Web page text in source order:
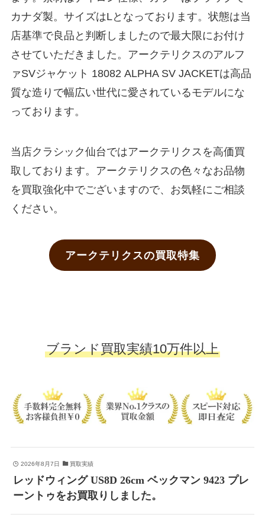
カナダ製。サイズはLとなっております。状態は当
店基準で良品と判断しましたので最大限にお付け
させていただきました。アークテリクスのアルフ
ァSVジャケット 18082 ALPHA SV JACKETは高品
質な造りで幅広い世代に愛されているモデルにな
っております。
当店クラシック仙台ではアークテリクスを高価買
取しております。アークテリクスの色々なお品物
を買取強化中でございますので、お気軽にご相談
ください。
アークテリクスの買取特集
ブランド買取実績10万件以上
2026年8月7日 買取実績
レッドウィング US8D 26cm ベックマン 9423 プレ
ーントゥをお買取りしました。